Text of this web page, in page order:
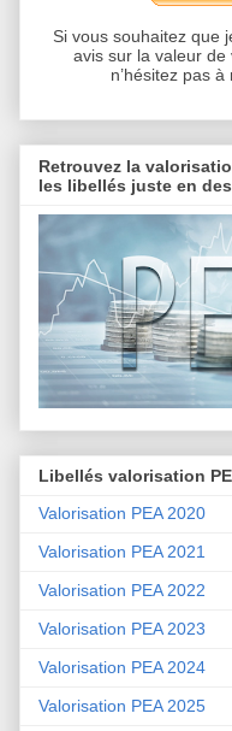
Si vous souhaitez que
avis sur la valeur de
n’hésitez pas à
Retrouvez la
les libellés juste en
Libellés valorisation
Valorisation PEA 2020
Valorisation PEA 2021
Valorisation PEA 2022
Valorisation PEA 2023
Valorisation PEA 2024
Valorisation PEA 2025